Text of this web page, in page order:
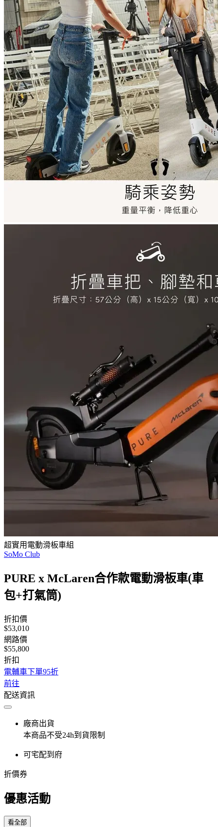
超實用電動滑板車組
SoMo Club
PURE x McLaren合作款電動滑板車(車
包+打氣筒)
折扣價
$53,010
網路價
$55,800
折扣
電輔車下單95折
前往
配送資訊
廠商出貨
本商品不受24h到貨限制
可宅配到府
折價券
優惠活動
看全部